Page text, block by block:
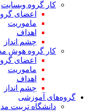
کار گروه وبسایت
اعضای گروه
ماموریت
اهداف
چشم انداز
کار گروه هوش
اعضای گروه
ماموریت
اهداف
چشم انداز
گروه‌های آموزشی
دانشگاه تربیت